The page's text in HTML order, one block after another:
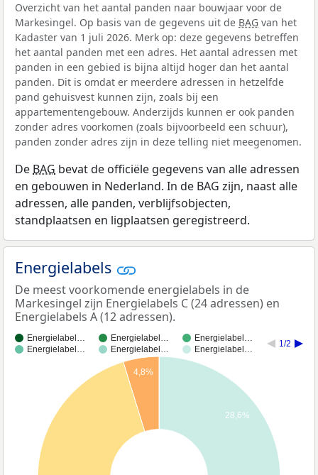
Overzicht van het aantal panden naar bouwjaar voor de
Markesingel. Op basis van de gegevens uit de BAG van het
Kadaster van 1 juli 2026. Merk op: deze gegevens betreffen
het aantal panden met een adres. Het aantal adressen met
panden in een gebied is bijna altijd hoger dan het aantal
panden. Dit is omdat er meerdere adressen in hetzelfde
pand gehuisvest kunnen zijn, zoals bij een
appartementengebouw. Anderzijds kunnen er ook panden
zonder adres voorkomen (zoals bijvoorbeeld een schuur),
panden zonder adres zijn in deze telling niet meegenomen.
De BAG bevat de officiële gegevens van alle adressen
en gebouwen in Nederland. In de BAG zijn, naast alle
adressen, alle panden, verblijfsobjecten,
standplaatsen en ligplaatsen geregistreerd.
Energielabels
De meest voorkomende energielabels in de
Markesingel zijn Energielabels C (24 adressen) en
Energielabels A (12 adressen).
Energielabel… Energielabel…
Energielabel…
Energielabel…
Energielabel… Energielabel…
1/2
28,6%
4,8%